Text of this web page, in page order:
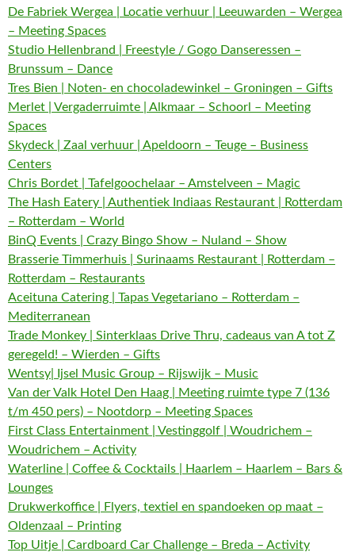
De Fabriek Wergea | Locatie verhuur | Leeuwarden – Wergea
– Meeting Spaces
Studio Hellenbrand | Freestyle / Gogo Danseressen –
Brunssum – Dance
Tres Bien | Noten- en chocoladewinkel – Groningen – Gifts
Merlet | Vergaderruimte | Alkmaar – Schoorl – Meeting
Spaces
Skydeck | Zaal verhuur | Apeldoorn – Teuge – Business
Centers
Chris Bordet | Tafelgoochelaar – Amstelveen – Magic
The Hash Eatery | Authentiek Indiaas Restaurant | Rotterdam
– Rotterdam – World
BinQ Events | Crazy Bingo Show – Nuland – Show
Brasserie Timmerhuis | Surinaams Restaurant | Rotterdam –
Rotterdam – Restaurants
Aceituna Catering | Tapas Vegetariano – Rotterdam –
Mediterranean
Trade Monkey | Sinterklaas Drive Thru, cadeaus van A tot Z
geregeld! – Wierden – Gifts
Wentsy| Ijsel Music Group – Rijswijk – Music
Van der Valk Hotel Den Haag | Meeting ruimte type 7 (136
t/m 450 pers) – Nootdorp – Meeting Spaces
First Class Entertainment | Vestinggolf | Woudrichem –
Woudrichem – Activity
Waterline | Coffee & Cocktails | Haarlem – Haarlem – Bars &
Lounges
Drukwerkoffice | Flyers, textiel en spandoeken op maat –
Oldenzaal – Printing
Top Uitje | Cardboard Car Challenge – Breda – Activity